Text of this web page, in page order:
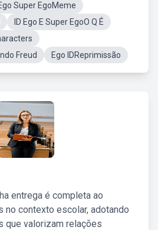
Ego Super EgoMeme
ID Ego E Super EgoO Q É
Freud
Ego IDReprimissão
entrega é completa ao
no contexto escolar, adotando
que valorizam relações